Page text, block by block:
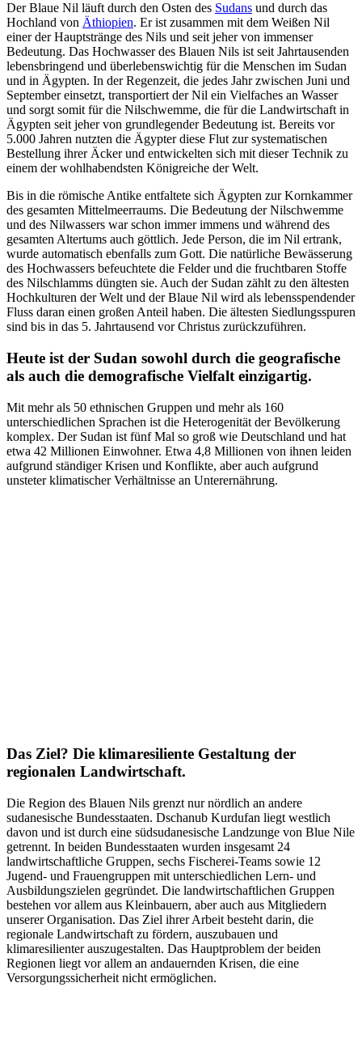
Der Blaue Nil läuft durch den Osten des Sudans und durch das
Hochland von Äthiopien. Er ist zusammen mit dem Weißen Nil
einer der Hauptstränge des Nils und seit jeher von immenser
Bedeutung. Das Hochwasser des Blauen Nils ist seit Jahrtausenden
lebensbringend und überlebenswichtig für die Menschen im Sudan
und in Ägypten. In der Regenzeit, die jedes Jahr zwischen Juni und
September einsetzt, transportiert der Nil ein Vielfaches an Wasser
und sorgt somit für die Nilschwemme, die für die Landwirtschaft in
Ägypten seit jeher von grundlegender Bedeutung ist. Bereits vor
5.000 Jahren nutzten die Ägypter diese Flut zur systematischen
Bestellung ihrer Äcker und entwickelten sich mit dieser Technik zu
einem der wohlhabendsten Königreiche der Welt.
Bis in die römische Antike entfaltete sich Ägypten zur Kornkammer
des gesamten Mittelmeerraums. Die Bedeutung der Nilschwemme
und des Nilwassers war schon immer immens und während des
gesamten Altertums auch göttlich. Jede Person, die im Nil ertrank,
wurde automatisch ebenfalls zum Gott. Die natürliche Bewässerung
des Hochwassers befeuchtete die Felder und die fruchtbaren Stoffe
des Nilschlamms düngten sie. Auch der Sudan zählt zu den ältesten
Hochkulturen der Welt und der Blaue Nil wird als lebensspendender
Fluss daran einen großen Anteil haben. Die ältesten Siedlungsspuren
sind bis in das 5. Jahrtausend vor Christus zurückzuführen.
Heute ist der Sudan sowohl durch die geografische
als auch die demografische Vielfalt einzigartig.
Mit mehr als 50 ethnischen Gruppen und mehr als 160
unterschiedlichen Sprachen ist die Heterogenität der Bevölkerung
komplex. Der Sudan ist fünf Mal so groß wie Deutschland und hat
etwa 42 Millionen Einwohner. Etwa 4,8 Millionen von ihnen leiden
aufgrund ständiger Krisen und Konflikte, aber auch aufgrund
unsteter klimatischer Verhältnisse an Unterernährung.
Das Ziel? Die klimaresiliente Gestaltung der
regionalen Landwirtschaft.
Die Region des Blauen Nils grenzt nur nördlich an andere
sudanesische Bundesstaaten. Dschanub Kurdufan liegt westlich
davon und ist durch eine südsudanesische Landzunge von Blue Nile
getrennt. In beiden Bundesstaaten wurden insgesamt 24
landwirtschaftliche Gruppen, sechs Fischerei-Teams sowie 12
Jugend- und Frauengruppen mit unterschiedlichen Lern- und
Ausbildungszielen gegründet. Die landwirtschaftlichen Gruppen
bestehen vor allem aus Kleinbauern, aber auch aus Mitgliedern
unserer Organisation. Das Ziel ihrer Arbeit besteht darin, die
regionale Landwirtschaft zu fördern, auszubauen und
klimaresilienter auszugestalten. Das Hauptproblem der beiden
Regionen liegt vor allem an andauernden Krisen, die eine
Versorgungssicherheit nicht ermöglichen.